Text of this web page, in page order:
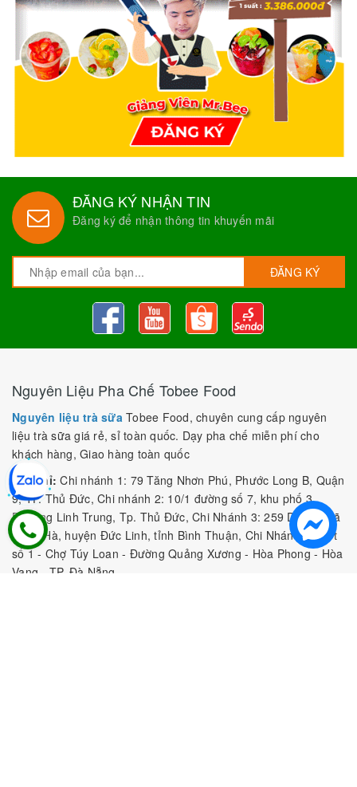
ĐĂNG KÝ NHẬN TIN
Đăng ký để nhận thông tin khuyến mãi
ĐĂNG KÝ
Nguyên Liệu Pha Chế Tobee Food
Nguyên liệu trà sữaTobee Food, chuyên cung cấp nguyên
liệu trà sữa giá rẻ, sỉ toàn quốc. Dạy pha chế miễn phí cho
khách hàng, Giao hàng toàn quốc
Địa Chỉ: Chi nhánh 1: 79 Tăng Nhơn Phú, Phước Long B, Quận
9, TP. Thủ Đức, Chi nhánh 2: 10/1 đường số 7, khu phố 3,
Phường Linh Trung, Tp. Thủ Đức, Chi Nhánh 3: 259 DT766, xã
Đông Hà, huyện Đức Linh, tỉnh Bình Thuận, Chi Nhánh 4: Kiot
số 1 - Chợ Túy Loan - Đường Quảng Xương - Hòa Phong - Hòa
Vang - TP. Đà Nẵng